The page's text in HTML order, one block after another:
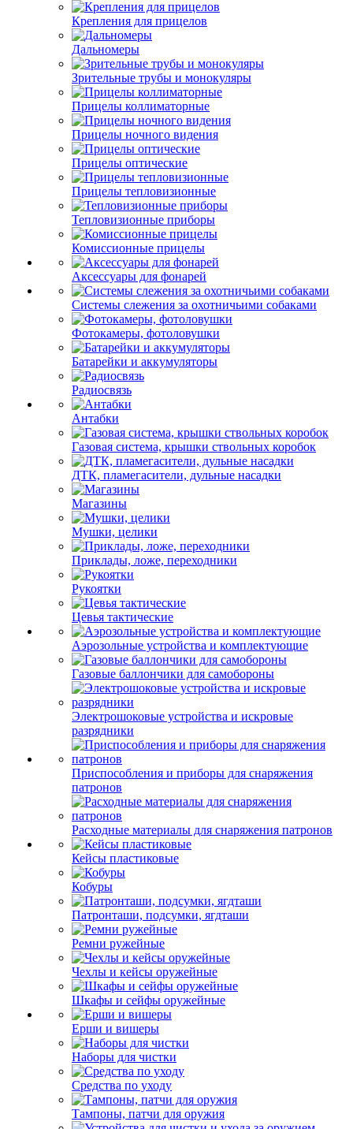
Крепления для прицелов
Дальномеры
Зрительные трубы и монокуляры
Прицелы коллиматорные
Прицелы ночного видения
Прицелы оптические
Прицелы тепловизионные
Тепловизионные приборы
Комиссионные прицелы
Аксессуары для фонарей
Системы слежения за охотничьими собаками
Фотокамеры, фотоловушки
Батарейки и аккумуляторы
Радиосвязь
Антабки
Газовая система, крышки ствольных коробок
ДТК, пламегасители, дульные насадки
Магазины
Мушки, целики
Приклады, ложе, переходники
Рукоятки
Цевья тактические
Аэрозольные устройства и комплектующие
Газовые баллончики для самобороны
Электрошоковые устройства и искровые
разрядники
Приспособления и приборы для снаряжения
патронов
Расходные материалы для снаряжения патронов
Кейсы пластиковые
Кобуры
Патронташи, подсумки, ягдташи
Ремни ружейные
Чехлы и кейсы оружейные
Шкафы и сейфы оружейные
Ерши и вишеры
Наборы для чистки
Средства по уходу
Тампоны, патчи для оружия